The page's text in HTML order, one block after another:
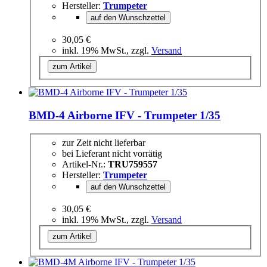
Hersteller: Trumpeter
auf den Wunschzettel
30,05 €
inkl. 19% MwSt., zzgl. Versand
zum Artikel
BMD-4 Airborne IFV - Trumpeter 1/35
zur Zeit nicht lieferbar
bei Lieferant nicht vorrätig
Artikel-Nr.: TRU759557
Hersteller: Trumpeter
auf den Wunschzettel
30,05 €
inkl. 19% MwSt., zzgl. Versand
zum Artikel